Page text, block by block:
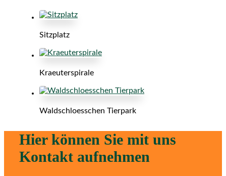
Sitzplatz
Kraeuterspirale
Waldschloesschen Tierpark
Hier können Sie mit uns
Kontakt aufnehmen